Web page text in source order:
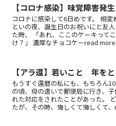
【コロナ感染】味覚障害発生
コロナに感染して6日めです。 相
といの夜、誕生日のお祝いにと友
た時、 「あれ、ここのケーキって
け？」 濃厚なチョコケーread more
【アラ還】若いこと 年を
もうすぐ還暦の私にも、もちろん
の頃、母の遣いで郵便局に行き、
れた対応をされたことがあった。
たが、その時、悔しくて悔しくて